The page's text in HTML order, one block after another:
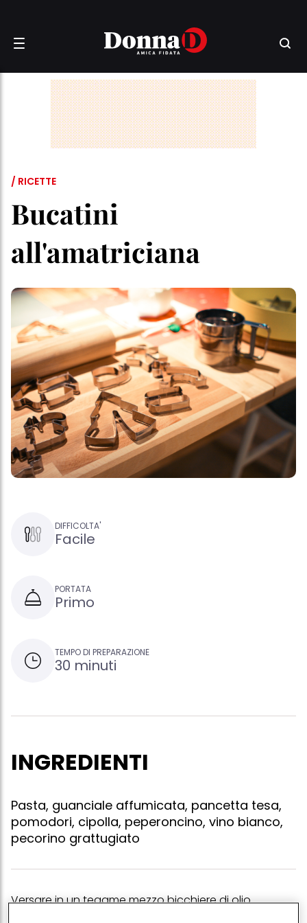
/ RICETTE
Bucatini
all'amatriciana
DIFFICOLTA'
Facile
PORTATA
Primo
TEMPO DI PREPARAZIONE
30 minuti
INGREDIENTI
Pasta, guanciale affumicata, pancetta tesa,
pomodori, cipolla, peperoncino, vino bianco,
pecorino grattugiato
Versare in un tegame mezzo bicchiere di olio